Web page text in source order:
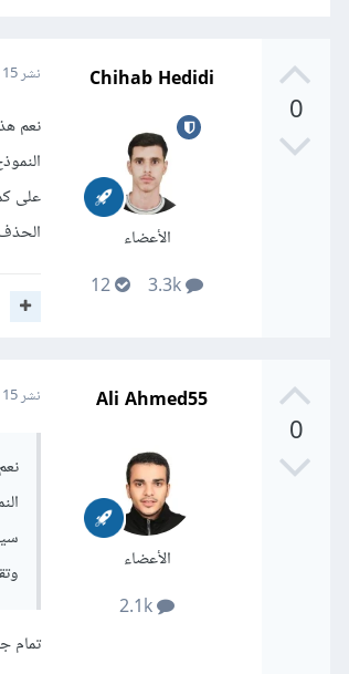
0
Chihab Hedidi
الأعضاء
نشر15 يناير 2025
نعم
على
0
Ali Ahmed55
الأعضاء
نشر15 يناير 2025
تمام